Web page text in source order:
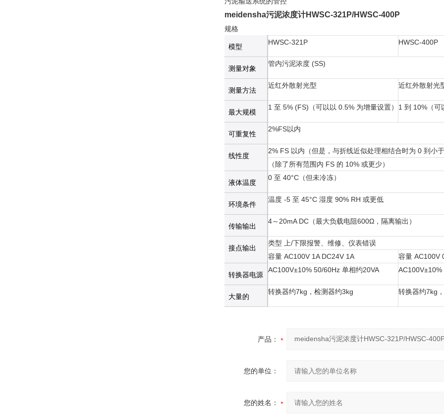
meidensha污泥浓度计HWSC-321P/HWSC-400P
规格
模型
HWSC-321P HWSC-400P
测量对象
管内污泥浓度 (SS)
测量方法
近红外散射光型 近红外散射光
最大规模
1 至 5% (FS)（可以以 0.5% 为增量设置） 1 到 10%（可
可重复性
2%FS以内
线性度
2% FS 以内（但是，与折线近似处理相结合时为 0 到小于
（除了所有范围内 FS 的 10% 或更少）
液体温度
0 至 40°C（但未冷冻）
环境条件
温度 -5 至 45°C 湿度 90% RH 或更低
传输输出
4～20mA DC（最大负载电阻600Ω，隔离输出）
接点输出
类型 上/下限报警、维修、仪表错误
容量 AC100V 1A DC24V 1A
容量 AC100V
转换器电源
AC100V±10% 50/60Hz 单相约20VA
大量的
转换器约7kg，检测器约3kg 转换器约7kg
产品：
您的单位：
您的姓名：